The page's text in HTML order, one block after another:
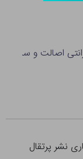
اصالت و سلامت
نشر پرتقال